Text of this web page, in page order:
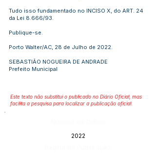
Tudo isso fundamentado no INCISO X, do ART. 24
da Lei 8.666/93.
Publique-se.
Porto Walter/AC, 28 de Julho de 2022.
SEBASTIÃO NOGUEIRA DE ANDRADE
Prefeito Municipal
Este texto não substitui o publicado no Diário Oficial, mas
facilita a pesquisa para localizar a publicação oficial.
2022